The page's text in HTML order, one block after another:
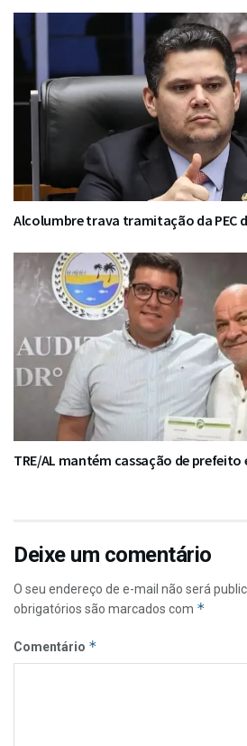
Alcolumbre trava tramitação da PEC
TRE/AL mantém cassação de prefeito
Deixe um comentário
O seu endereço de e-mail não será
obrigatórios são marcados com *
Comentário *